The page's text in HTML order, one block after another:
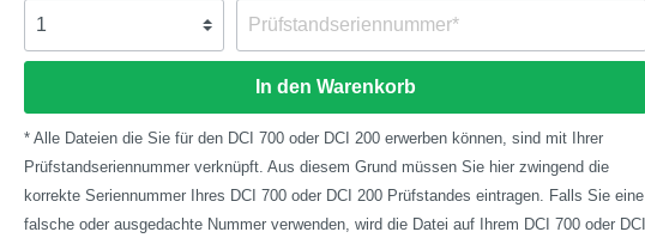
In den Warenkorb
* Alle Dateien die Sie für den DCI 700 oder DCI 200 erwerben können, sind mit Ihrer
Prüfstandseriennummer verknüpft. Aus diesem Grund müssen Sie hier zwingend die
korrekte Seriennummer Ihres DCI 700 oder DCI 200 Prüfstandes eintragen. Falls Sie eine
falsche oder ausgedachte Nummer verwenden, wird die Datei auf Ihrem DCI 700 oder DCI